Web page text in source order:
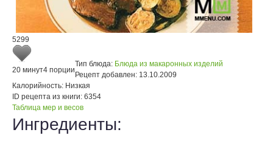
5299
20 минут4 порции
Тип блюда: Блюда из макаронных изделий
Рецепт добавлен: 13.10.2009
Калорийность: Низкая
ID рецепта из книги: 6354
Таблица мер и весов
Ингредиенты: